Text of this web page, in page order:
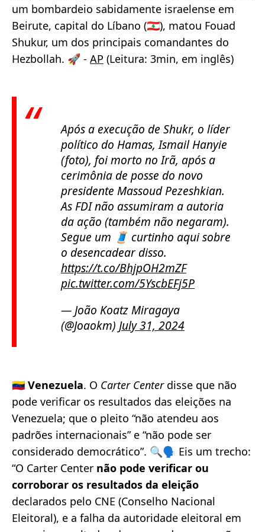
um bombardeio sabidamente israelense em
Beirute, capital do Líbano (🇱🇧), matou Fouad
Shukur, um dos principais comandantes do
Hezbollah. 🚀 - AP (Leitura: 3min, em inglês)
Após a execução de Shukr, o líder
político do Hamas, Ismail Hanyie
(foto), foi morto no Irã, após a
cerimônia de posse do novo
presidente Massoud Pezeshkian.
As FDI não assumiram a autoria
da ação (também não negaram).
Segue um 🧵 curtinho aqui sobre
o desencadear disso.
https://t.co/BhjpOH2mZF
pic.twitter.com/5YscbEFj5P
— João Koatz Miragaya
(@Joaokm) July 31, 2024
🇻🇪 Venezuela. O Carter Centerdisse que não
pode verificar os resultados das eleições na
Venezuela; que o pleito “não atendeu aos
padrões internacionais” e “não pode ser
considerado democrático”. 🔍🗣️ Eis um trecho:
“O Carter Center não pode verificar ou
corroborar os resultados da eleição
declarados pelo CNE (Conselho Nacional
Eleitoral), e a falha da autoridade eleitoral em